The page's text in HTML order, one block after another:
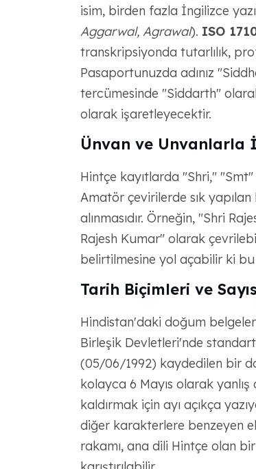
isim, birden fazla İngilizce
Aggarwal, Agrawal). ISO
transkripsiyonda tutarlılık,
Pasaportunuzda adınız
tercümesinde "Siddarth"
olarak işaretleyecektir.
Ünvan ve Unvanlarla
Hintçe kayıtlarda "Shri," "Smt"
Amatör çevirilerde sık
alınmasıdır. Örneğin, "Shri
Rajesh Kumar" olarak
belirtilmesine yol açabilir ki
Tarih Biçimleri ve
Hindistan'daki doğum
Birleşik Devletleri'nde
(05/06/1992) kaydedilen bir
kolayca 6 Mayıs olarak
kaldırmak için ayı açıkça
diğer karakterlere benzeyen
rakamı, ana dili Hintçe olan